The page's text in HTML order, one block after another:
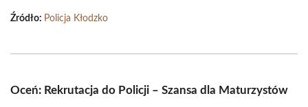
Źródło: Policja Kłodzko
Oceń: Rekrutacja do Policji – Szansa dla Maturzystów